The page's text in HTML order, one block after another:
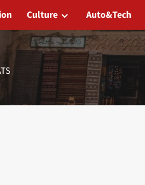
Culture Auto&Tech